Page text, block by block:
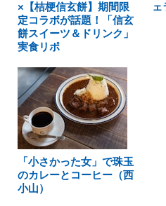
×【桔梗信玄餅】期間限
定コラボが話題！「信玄
餅スイーツ＆ドリンク」
実食リポ
ェ
「小さかった女」で珠玉
のカレーとコーヒー（西
小山）